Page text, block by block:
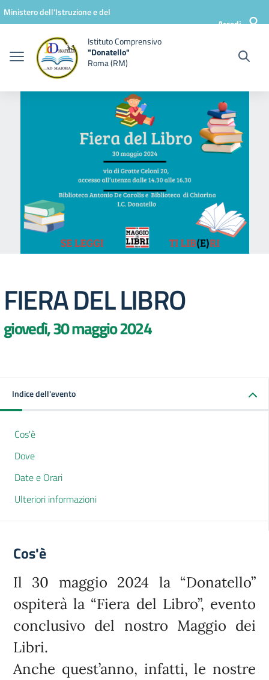
Vai ai contenuti
Vai al menu di navigazione
Vai al footer
Ministero dell'Istruzione e del
Accedi
Istituto Comprensivo
"Donatello"
Roma (RM)
FIERA DEL LIBRO
giovedì, 30 maggio 2024
Indice dell'evento
Cos'è
Dove
Date e Orari
Ulteriori informazioni
Cos'è
Il 30 maggio 2024 la “Donatello”
ospiterà la “Fiera del Libro”, evento
conclusivo del nostro Maggio dei
Libri.
Anche quest’anno, infatti, le nostre